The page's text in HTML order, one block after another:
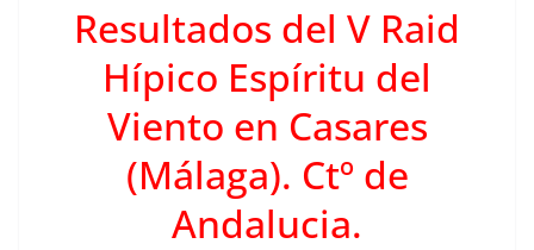
Resultados del V Raid
Hípico Espíritu del
Viento en Casares
(Málaga). Ctº de
Andalucia.